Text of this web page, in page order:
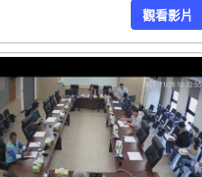
觀看影片